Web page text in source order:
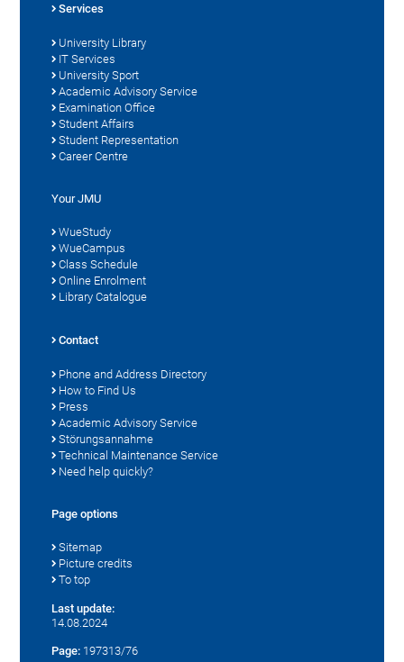
Services
University Library
IT Services
University Sport
Academic Advisory Service
Examination Office
Student Affairs
Student Representation
Career Centre
Your JMU
WueStudy
WueCampus
Class Schedule
Online Enrolment
Library Catalogue
Contact
Phone and Address Directory
How to Find Us
Press
Academic Advisory Service
Störungsannahme
Technical Maintenance Service
Need help quickly?
Page options
Sitemap
Picture credits
To top
Last update:
14.08.2024
Page: 197313/76